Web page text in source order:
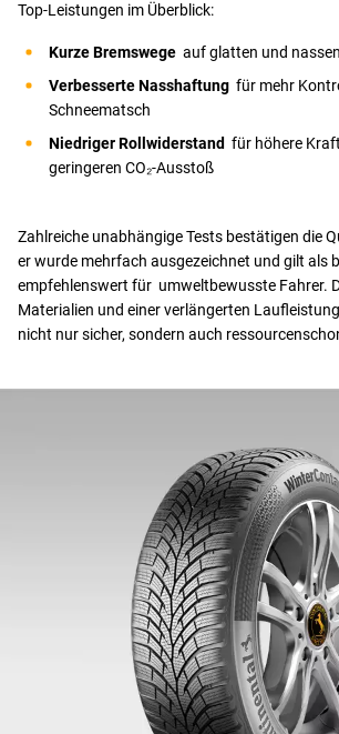
Top-Leistungen im Überblick:
Kurze Bremswege auf glatten und
Verbesserte Nasshaftung für mehr
Schneematsch
Niedriger Rollwiderstand für höhere
geringeren CO₂-Ausstoß
Zahlreiche unabhängige Tests bestätigen die
er wurde mehrfach ausgezeichnet und gilt als
empfehlenswert für umweltbewusste Fahrer.
Materialien und einer verlängerten
nicht nur sicher, sondern auch